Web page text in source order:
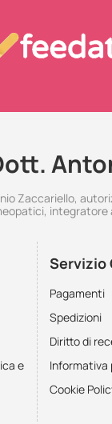
Zaccariello,
e
Servizio
Pagamenti
Spedizioni
Diritto di
Informativa
Cookie